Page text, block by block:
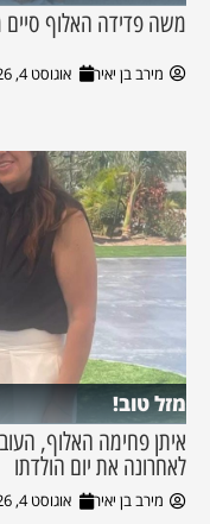
משה פדידה האלוף סיים
מירב בן יאיר אוגוסט 4, 2026
מזל טוב!
איתן פחימה האלוף,
לאחרונה את יום הולדתו
מירב בן יאיר אוגוסט 4, 2026